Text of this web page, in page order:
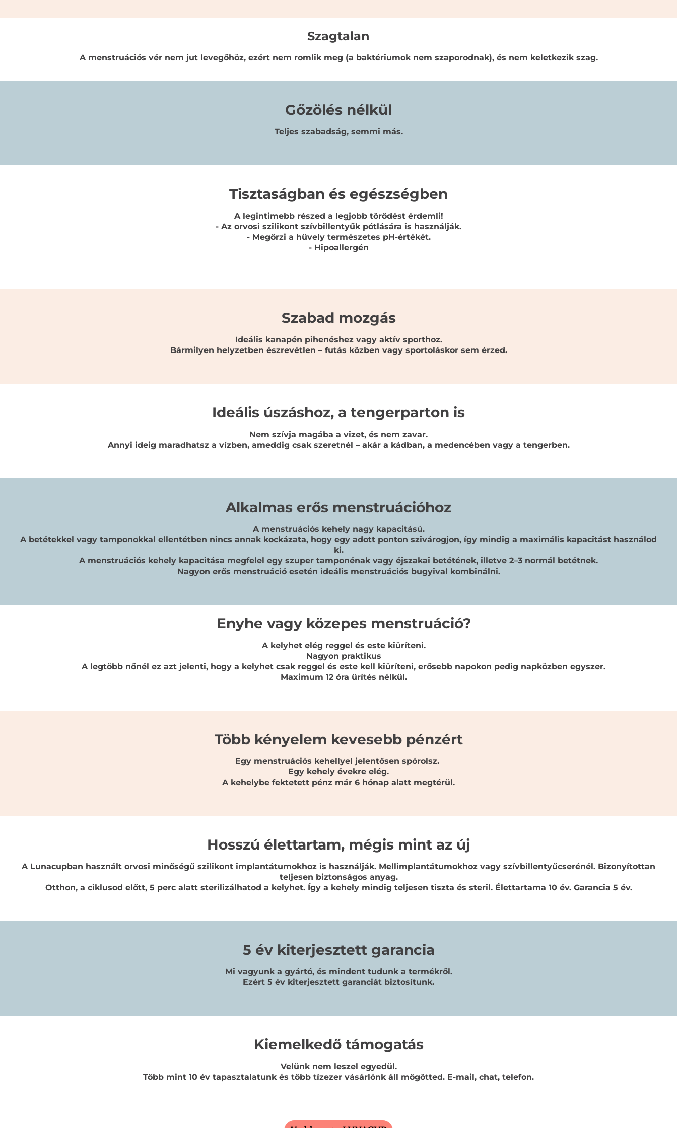
Szagtalan
A menstruációs vér nem jut levegőhöz, ezért nem romlik meg (a baktériumok nem szaporodnak), és nem keletkezik szag.
Gőzölés nélkül
Teljes szabadság, semmi más.
Tisztaságban és egészségben
A legintimebb részed a legjobb törődést érdemli!
- Az orvosi szilikont szívbillentyűk pótlására is használják.
- Megőrzi a hüvely természetes pH-értékét.
- Hipoallergén
Szabad mozgás
Ideális kanapén pihenéshez vagy aktív sporthoz.
Bármilyen helyzetben észrevétlen – futás közben vagy sportoláskor sem érzed.
Ideális úszáshoz, a tengerparton is
Nem szívja magába a vizet, és nem zavar.
Annyi ideig maradhatsz a vízben, ameddig csak szeretnél – akár a kádban, a medencében vagy a tengerben.
Alkalmas erős menstruációhoz
A menstruációs kehely nagy kapacitású.
A betétekkel vagy tamponokkal ellentétben nincs annak kockázata, hogy egy adott ponton szivárogjon, így mindig a maximális kapacitást használod
ki.
A menstruációs kehely kapacitása megfelel egy szuper tamponénak vagy éjszakai betétének, illetve 2–3 normál betétnek.
Nagyon erős menstruáció esetén ideális menstruációs bugyival kombinálni.
Enyhe vagy közepes menstruáció?
A kelyhet elég reggel és este kiüríteni.
Nagyon praktikus
A legtöbb nőnél ez azt jelenti, hogy a kelyhet csak reggel és este kell kiüríteni, erősebb napokon pedig napközben egyszer.
Maximum 12 óra ürítés nélkül.
Több kényelem kevesebb pénzért
Egy menstruációs kehellyel jelentősen spórolsz.
Egy kehely évekre elég.
A kehelybe fektetett pénz már 6 hónap alatt megtérül.
Hosszú élettartam, mégis mint az új
A Lunacupban használt orvosi minőségű szilikont implantátumokhoz is használják. Mellimplantátumokhoz vagy szívbillentyűcserénél. Bizonyítottan
teljesen biztonságos anyag.
Otthon, a ciklusod előtt, 5 perc alatt sterilizálhatod a kelyhet. Így a kehely mindig teljesen tiszta és steril. Élettartama 10 év. Garancia 5 év.
5 év kiterjesztett garancia
Mi vagyunk a gyártó, és mindent tudunk a termékről.
Ezért 5 év kiterjesztett garanciát biztosítunk.
Kiemelkedő támogatás
Velünk nem leszel egyedül.
Több mint 10 év tapasztalatunk és több tízezer vásárlónk áll mögötted. E-mail, chat, telefon.